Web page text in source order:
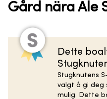
Gård nära Ale
Dette
Stugknutens
valgt å gi deg
mulig. Dette